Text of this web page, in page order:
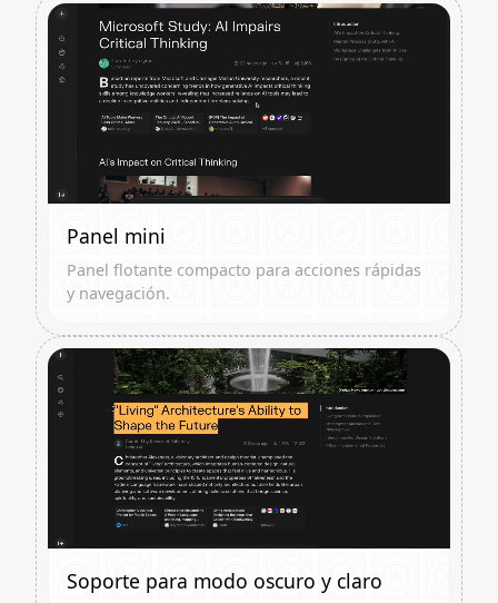
Panel mini
Panel flotante compacto para acciones rápidas
y navegación.
Soporte para modo oscuro y claro